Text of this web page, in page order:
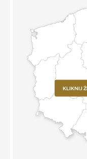
KLIKNIJ